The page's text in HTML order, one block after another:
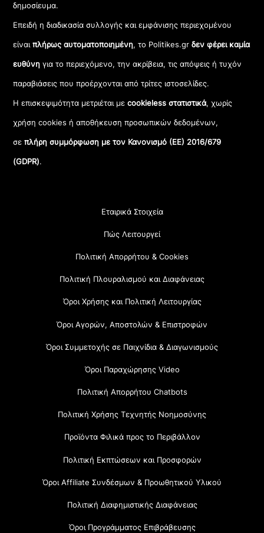
δημοσίευμα.
Επειδή η διαδικασία συλλογής και εμφάνισης περιεχομένου
είναιπλήρως αυτοματοποιημένη, το Politikes.grδεν φέρει καμία
ευθύνη για το περιεχόμενο, την ακρίβεια, τις απόψεις ή τυχόν
παραβιάσεις που προέρχονται από τρίτες ιστοσελίδες.
Η επισκεψιμότητα μετριέται μεcookieless στατιστικά, χωρίς
χρήση cookies ή αποθήκευση προσωπικών δεδομένων,
σεπλήρη συμμόρφωση με τον Κανονισμό (ΕΕ) 2016/679
(GDPR).
Εταιρικά Στοιχεία
Πώς Λειτουργεί
Πολιτική Απορρήτου & Cookies
Πολιτική Πλουραλισμού και Διαφάνειας
Όροι Χρήσης και Πολιτική Λειτουργίας
Όροι Αγορών, Αποστολών & Επιστροφών
Όροι Συμμετοχής σε Παιχνίδια & Διαγωνισμούς
Όροι Παραχώρησης Video
Πολιτική Απορρήτου Chatbots
Πολιτική Χρήσης Τεχνητής Νοημοσύνης
Προϊόντα Φιλικά προς το Περιβάλλον
Πολιτική Εκπτώσεων και Προσφορών
Όροι Affiliate Συνδέσμων & Προωθητικού Υλικού
Πολιτική Διαφημιστικής Διαφάνειας
Όροι Προγράμματος Επιβράβευσης